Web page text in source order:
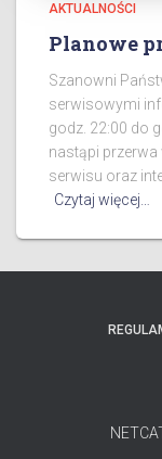
AKTUALNOŚCI
Planowe
Szanowni
serwisowymi
godz. 22:00 do
nastąpi
serwisu oraz
Czytaj więcej…